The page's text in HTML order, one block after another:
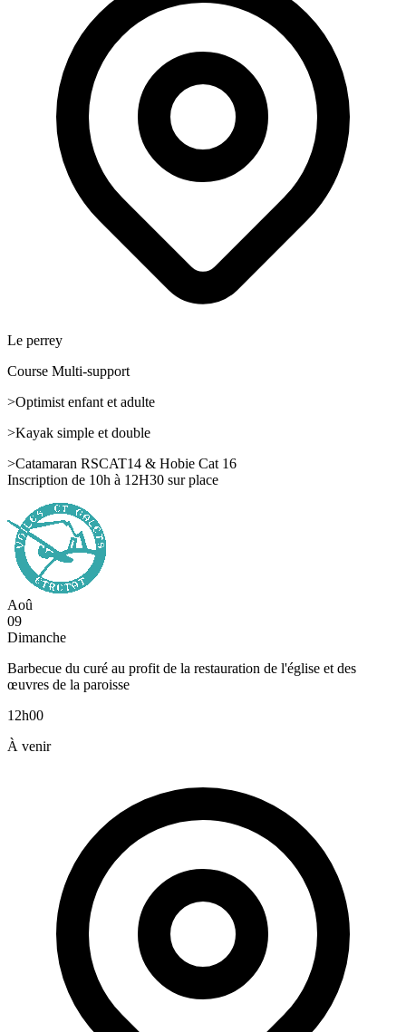
Le perrey
Course Multi-support
>Optimist enfant et adulte
>Kayak simple et double
>Catamaran RSCAT14 & Hobie Cat 16
Inscription de 10h à 12H30 sur place
Aoû
09
Dimanche
Barbecue du curé au profit de la restauration de l'église et des
œuvres de la paroisse
12h00
À venir